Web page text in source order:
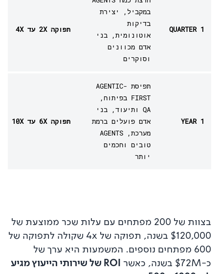
QUARTER 1
במקביל, יצירת
בדיקות
אוטונומית, בני
אדם מכוונים
וסוקרים
תפוקה 2X עד 4X
YEAR 1
תפיסת AGENTIC-
FIRST בפיתוח,
QA ותיעוד, בני
אדם פועלים ברמת
מערכת, AGENTS
טובים וחכמים
יותר
תפוקה 6X עד 10X
בצוות של 200 מפתחים עם עלות שכר ממוצעת של
$120,000
בשנה, תפוקה של 4x שקולה לתפוקה של
600 מפתחים נוספים. המשמעות היא ערך של
כ-$72M בשנה, כאשר
ROI של שירותי הייעוץ מגיע